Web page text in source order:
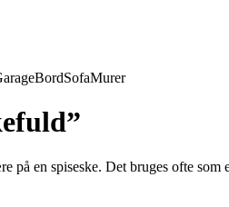
BordSofaMurer
på en spiseske. Det bruges ofte